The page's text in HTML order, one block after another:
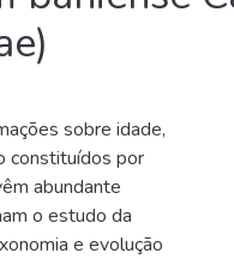
sobre idade,
constituídos por
abundante
o estudo da
e evolução